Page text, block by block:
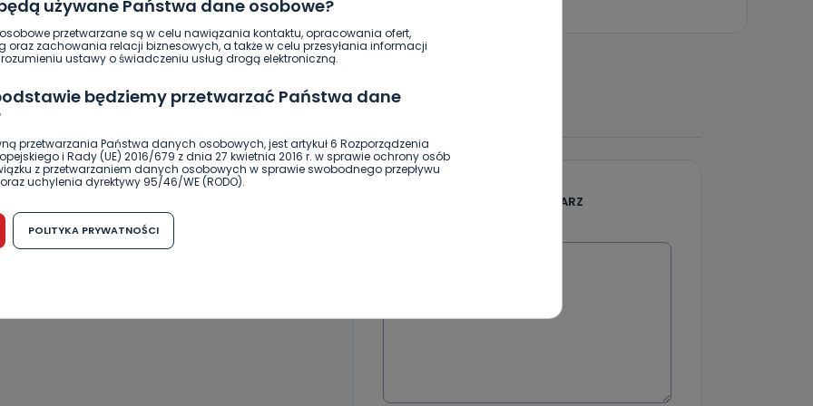
używane Państwa dane osobowe?
przetwarzane są w celu nawiązania kontaktu, opracowania ofert,
oraz zachowania relacji biznesowych, a także w celu przesyłania informacji
ustawy o świadczeniu usług drogą elektroniczną.
będziemy przetwarzać Państwa dane
przetwarzania Państwa danych osobowych, jest artykuł 6 Rozporządzenia
i Rady (UE) 2016/679 z dnia 27 kwietnia 2016 r. w sprawie ochrony osób
z przetwarzaniem danych osobowych w sprawie swobodnego przepływu
uchylenia dyrektywy 95/46/WE (RODO).
cofnięcia zgody?
osobowych jest dobrowolne, nie jest wymogiem ustawowym lub umownym oraz
POLITYKA PRYWATNOŚCI
DOŁĄCZ DO DYSKUSJI
DODAJ SWÓJ KOMENTARZ